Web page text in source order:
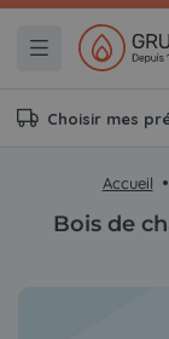
Choisir mes
Accueil
Bois de